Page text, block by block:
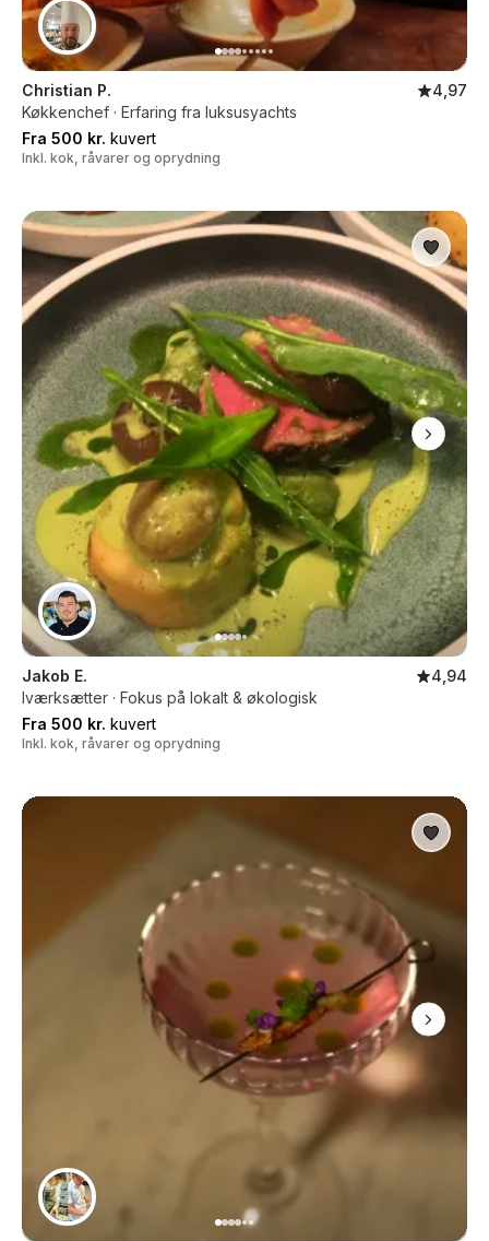
Christian P.
4,97
Køkkenchef · Erfaring fra luksusyachts
Fra 500 kr. kuvert
Inkl. kok, råvarer og oprydning
Jakob E.
4,94
Iværksætter · Fokus på lokalt & økologisk
Fra 500 kr. kuvert
Inkl. kok, råvarer og oprydning